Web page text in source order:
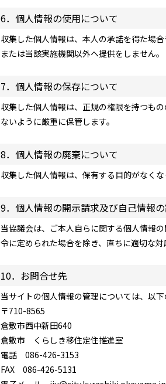
6．個人情報の使用について
収集した個人情報は、本人の承諾を得た場
または当該実施機関以外へ提供をしません。
7．個人情報の保存について
収集した個人情報は、正規の権限を持つも
ないように厳重に保管します。
8．個人情報の廃棄について
収集した個人情報は、保有する目的がなくな
9．個人情報の開示請求及び自己情報
当協議会は、ご本人自らに関する個人情報
令に定められた場合を除き、直ちに適切な対
10．お問合せ先
当サイトの個人情報の管理については、以
〒710-8565
倉敷市西中新田640
倉敷市 くらしき移住定住推進室
電話 086-426-3153
FAX 086-426-5131